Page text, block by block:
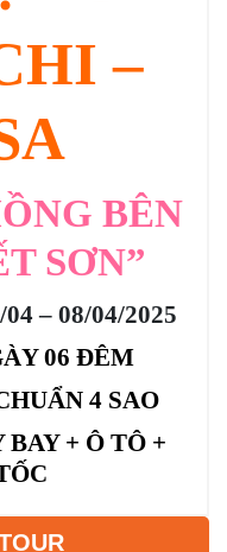
–
BÊN
SƠN”
04 – 08/04/2025
06 ĐÊM
4 SAO
BAY + Ô TÔ +